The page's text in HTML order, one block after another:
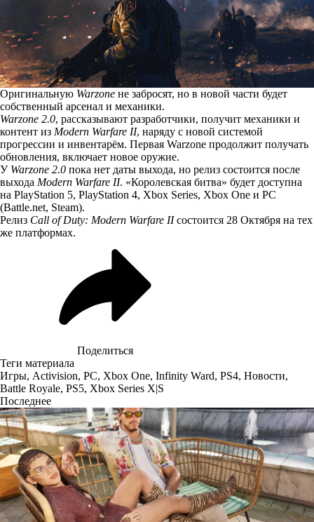
Оригинальную Warzone не забросят, но в новой части будет
собственный арсенал и механики.
Warzone 2.0, рассказывают разработчики, получит механики и
контент из Modern Warfare II, наряду с новой системой
прогрессии и инвентарём. Первая Warzone продолжит получать
обновления, включает новое оружие.
У Warzone 2.0 пока нет даты выхода, но релиз состоится после
выхода Modern Warfare II. «Королевская битва» будет доступна
на PlayStation 5, PlayStation 4, Xbox Series, Xbox One и PC
(Battle.net, Steam).
Релиз Call of Duty: Modern Warfare IIсостоится 28 Октября на тех
же платформах.
Поделиться
Теги материала
Игры, Activision, PC, Xbox One, Infinity Ward, PS4, Новости,
Battle Royale, PS5, Xbox Series X|S
Последнее